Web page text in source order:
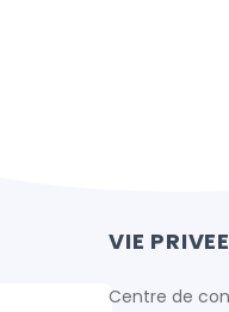
VIE PRIVEE
Centre de